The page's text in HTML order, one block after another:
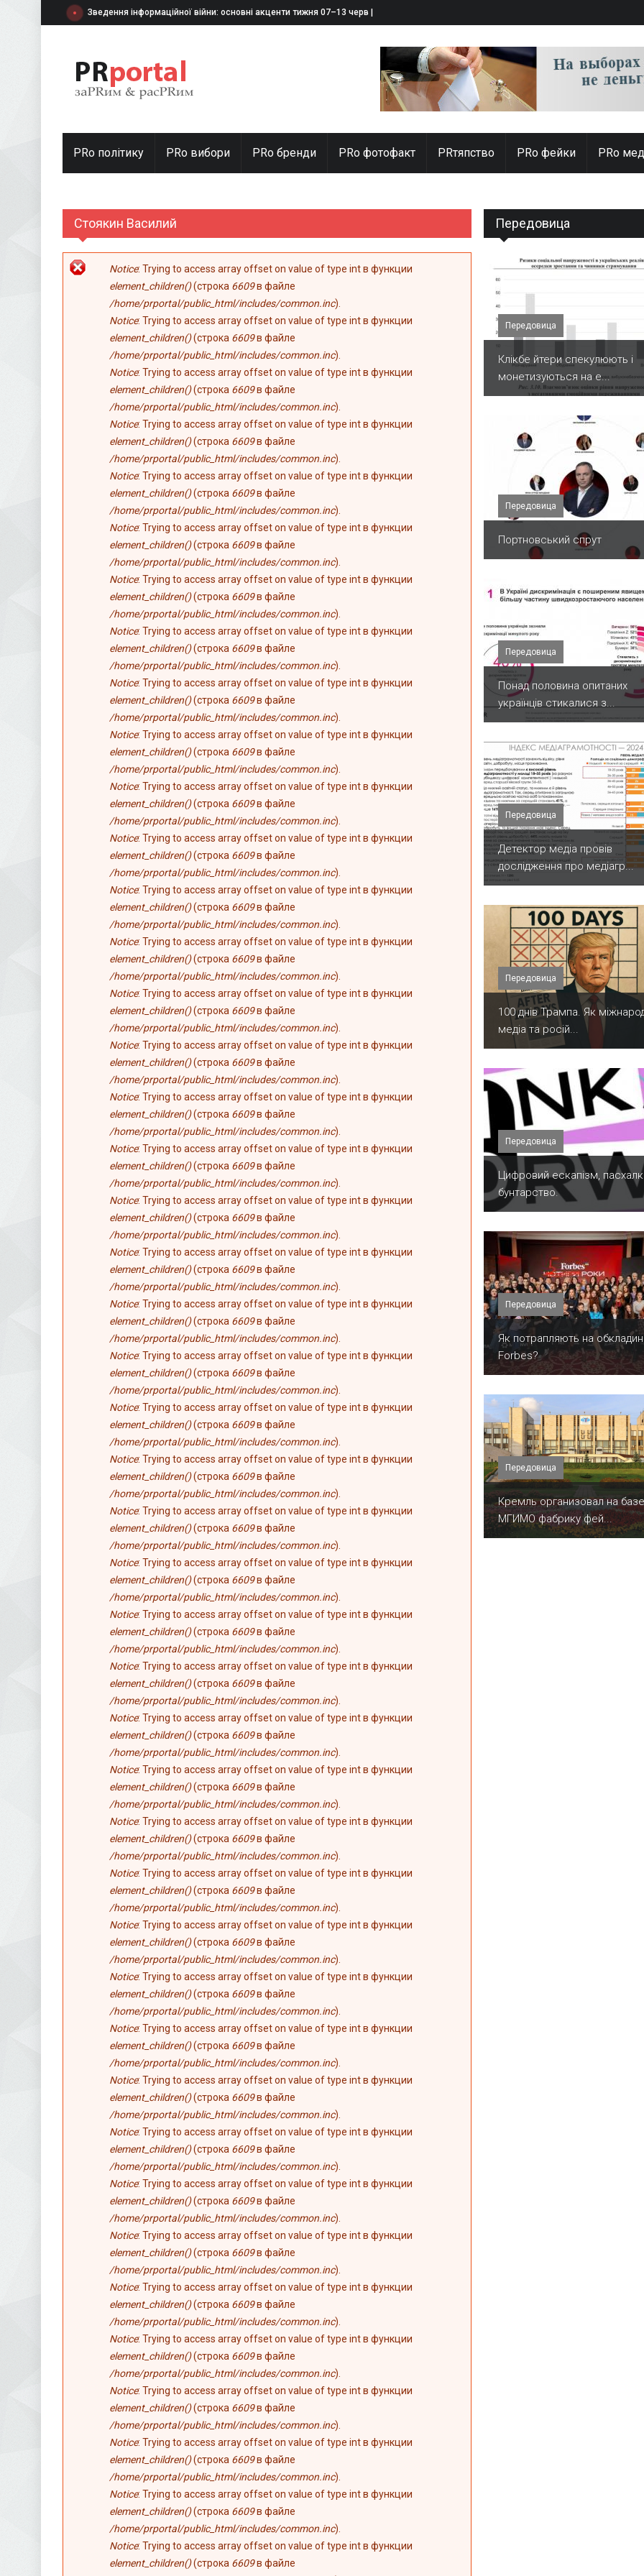
Перейти к основному содержаниюЗведення інформаційної війни: основні акценти тижня 07–13 червня 2025
PRo політику PRo вибори PRо бренди PRо фотофакт PRтяпство PRo фейки PRo
Стоякин Василий
Сообщение об ошибке
Notice: Trying to access array offset on value of type int в функции
element_children()(строка 6609в файле
/home/prportal/public_html/includes/common.inc).
Notice: Trying to access array offset on value of type int в функции
element_children()(строка 6609в файле
/home/prportal/public_html/includes/common.inc).
Notice: Trying to access array offset on value of type int в функции
element_children()(строка 6609в файле
/home/prportal/public_html/includes/common.inc).
Notice: Trying to access array offset on value of type int в функции
element_children()(строка 6609в файле
/home/prportal/public_html/includes/common.inc).
Notice: Trying to access array offset on value of type int в функции
element_children()(строка 6609в файле
/home/prportal/public_html/includes/common.inc).
Notice: Trying to access array offset on value of type int в функции
element_children()(строка 6609в файле
/home/prportal/public_html/includes/common.inc).
Notice: Trying to access array offset on value of type int в функции
element_children()(строка 6609в файле
/home/prportal/public_html/includes/common.inc).
Notice: Trying to access array offset on value of type int в функции
element_children()(строка 6609в файле
/home/prportal/public_html/includes/common.inc).
Notice: Trying to access array offset on value of type int в функции
element_children()(строка 6609в файле
/home/prportal/public_html/includes/common.inc).
Notice: Trying to access array offset on value of type int в функции
element_children()(строка 6609в файле
/home/prportal/public_html/includes/common.inc).
Notice: Trying to access array offset on value of type int в функции
element_children()(строка 6609в файле
/home/prportal/public_html/includes/common.inc).
Notice: Trying to access array offset on value of type int в функции
element_children()(строка 6609в файле
/home/prportal/public_html/includes/common.inc).
Notice: Trying to access array offset on value of type int в функции
element_children()(строка 6609в файле
/home/prportal/public_html/includes/common.inc).
Notice: Trying to access array offset on value of type int в функции
element_children()(строка 6609в файле
/home/prportal/public_html/includes/common.inc).
Notice: Trying to access array offset on value of type int в функции
element_children()(строка 6609в файле
/home/prportal/public_html/includes/common.inc).
Notice: Trying to access array offset on value of type int в функции
element_children()(строка 6609в файле
/home/prportal/public_html/includes/common.inc).
Notice: Trying to access array offset on value of type int в функции
element_children()(строка 6609в файле
/home/prportal/public_html/includes/common.inc).
Notice: Trying to access array offset on value of type int в функции
element_children()(строка 6609в файле
/home/prportal/public_html/includes/common.inc).
Notice: Trying to access array offset on value of type int в функции
element_children()(строка 6609в файле
/home/prportal/public_html/includes/common.inc).
Notice: Trying to access array offset on value of type int в функции
element_children()(строка 6609в файле
/home/prportal/public_html/includes/common.inc).
Notice: Trying to access array offset on value of type int в функции
element_children()(строка 6609в файле
/home/prportal/public_html/includes/common.inc).
Notice: Trying to access array offset on value of type int в функции
element_children()(строка 6609в файле
/home/prportal/public_html/includes/common.inc).
Notice: Trying to access array offset on value of type int в функции
element_children()(строка 6609в файле
/home/prportal/public_html/includes/common.inc).
Notice: Trying to access array offset on value of type int в функции
element_children()(строка 6609в файле
/home/prportal/public_html/includes/common.inc).
Notice: Trying to access array offset on value of type int в функции
element_children()(строка 6609в файле
/home/prportal/public_html/includes/common.inc).
Notice: Trying to access array offset on value of type int в функции
element_children()(строка 6609в файле
/home/prportal/public_html/includes/common.inc).
Notice: Trying to access array offset on value of type int в функции
element_children()(строка 6609в файле
/home/prportal/public_html/includes/common.inc).
Notice: Trying to access array offset on value of type int в функции
element_children()(строка 6609в файле
/home/prportal/public_html/includes/common.inc).
Notice: Trying to access array offset on value of type int в функции
element_children()(строка 6609в файле
/home/prportal/public_html/includes/common.inc).
Notice: Trying to access array offset on value of type int в функции
element_children()(строка 6609в файле
/home/prportal/public_html/includes/common.inc).
Notice: Trying to access array offset on value of type int в функции
element_children()(строка 6609в файле
/home/prportal/public_html/includes/common.inc).
Notice: Trying to access array offset on value of type int в функции
element_children()(строка 6609в файле
/home/prportal/public_html/includes/common.inc).
Notice: Trying to access array offset on value of type int в функции
element_children()(строка 6609в файле
/home/prportal/public_html/includes/common.inc).
Notice: Trying to access array offset on value of type int в функции
element_children()(строка 6609в файле
/home/prportal/public_html/includes/common.inc).
Notice: Trying to access array offset on value of type int в функции
element_children()(строка 6609в файле
/home/prportal/public_html/includes/common.inc).
Notice: Trying to access array offset on value of type int в функции
element_children()(строка 6609в файле
/home/prportal/public_html/includes/common.inc).
Notice: Trying to access array offset on value of type int в функции
element_children()(строка 6609в файле
/home/prportal/public_html/includes/common.inc).
Notice: Trying to access array offset on value of type int в функции
element_children()(строка 6609в файле
/home/prportal/public_html/includes/common.inc).
Notice: Trying to access array offset on value of type int в функции
element_children()(строка 6609в файле
/home/prportal/public_html/includes/common.inc).
Notice: Trying to access array offset on value of type int в функции
element_children()(строка 6609в файле
/home/prportal/public_html/includes/common.inc).
Notice: Trying to access array offset on value of type int в функции
element_children()(строка 6609в файле
/home/prportal/public_html/includes/common.inc).
Notice: Trying to access array offset on value of type int в функции
element_children()(строка 6609в файле
/home/prportal/public_html/includes/common.inc).
Notice: Trying to access array offset on value of type int в функции
element_children()(строка 6609в файле
/home/prportal/public_html/includes/common.inc).
Notice: Trying to access array offset on value of type int в функции
element_children()(строка 6609в файле
/home/prportal/public_html/includes/common.inc).
Notice: Trying to access array offset on value of type int в функции
element_children()(строка 6609в файле
Передовица
Передовица
Клікбе йтери спекулюють і
монетизуються на е...
Передовица
Портновський спрут
Передовица
Понад половина опитаних
українців стикалися з...
Передовица
Детектор медіа провів
дослідження про медіагр...
Передовица
100 днів Трампа. Як
медіа та росій...
Передовица
​Цифровий ескапізм,
бунтарство.
Передовица
​Як потрапляють на
Forbes?
Передовица
Кремль организовал на базе
МГИМО фабрику фей...